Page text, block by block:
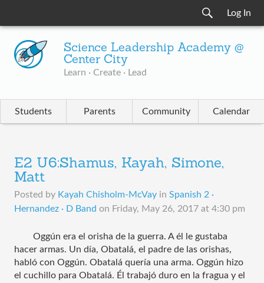
Log In
Science Leadership Academy @
Center City
Learn · Create · Lead
Students Parents Community Calendar
E2 U6:Shamus, Kayah, Simone,
Matt
Posted by Kayah Chisholm-McVay in Spanish 2 ·
Hernandez · D Band on Friday, May 26, 2017 at 4:30 pm
Oggún era el orisha de la guerra. A él le gustaba
hacer armas. Un día, Obatalá, el padre de las orishas,
habló con Oggún. Obatalá quería una arma. Oggún hizo
el cuchillo para Obatalá. Él trabajó duro en la fragua y el